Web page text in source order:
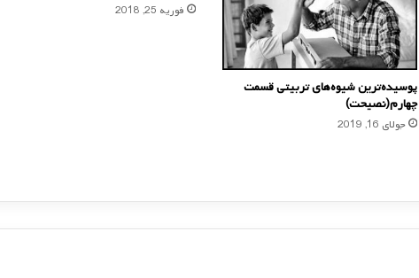
پوسیده‌ترین شیوه‌های تربیتی قسمت
چهارم(نصیحت)
جولای 16, 2019
فوریه 25, 2018